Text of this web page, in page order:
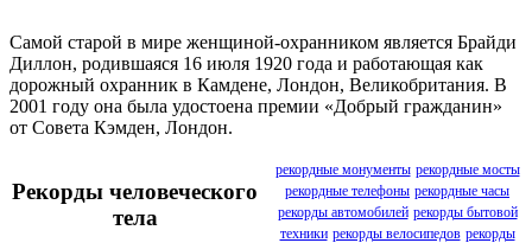
Самой старой в мире женщиной-охранником является Брайди
Диллон, родившаяся 16 июля 1920 года и работающая как
дорожный охранник в Камдене, Лондон, Великобритания. В
2001 году она была удостоена премии «Добрый гражданин»
от Совета Кэмден, Лондон.
Рекорды человеческого
тела
рекордные монументы рекордные мосты
рекордные телефоны рекордные часы
рекорды автомобилей рекорды бытовой
техники рекорды велосипедов рекорды